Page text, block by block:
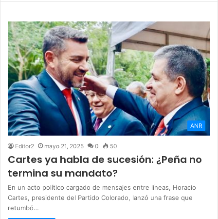
ANR
Editor2 mayo 21, 2025 0 50
Cartes ya habla de sucesión: ¿Peña no
termina su mandato?
En un acto político cargado de mensajes entre líneas, Horacio
Cartes, presidente del Partido Colorado, lanzó una frase que
retumbó…